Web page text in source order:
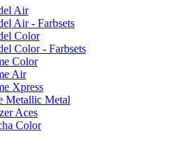
Air
Air - Farbsets
Color
Color - Farbsets
Color
Air
Xpress
Metallic Metal
Aces
Color